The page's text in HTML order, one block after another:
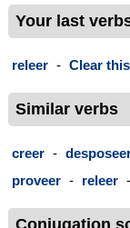
Your last
releer - Clear
Similar verbs
creer -
proveer - releer -